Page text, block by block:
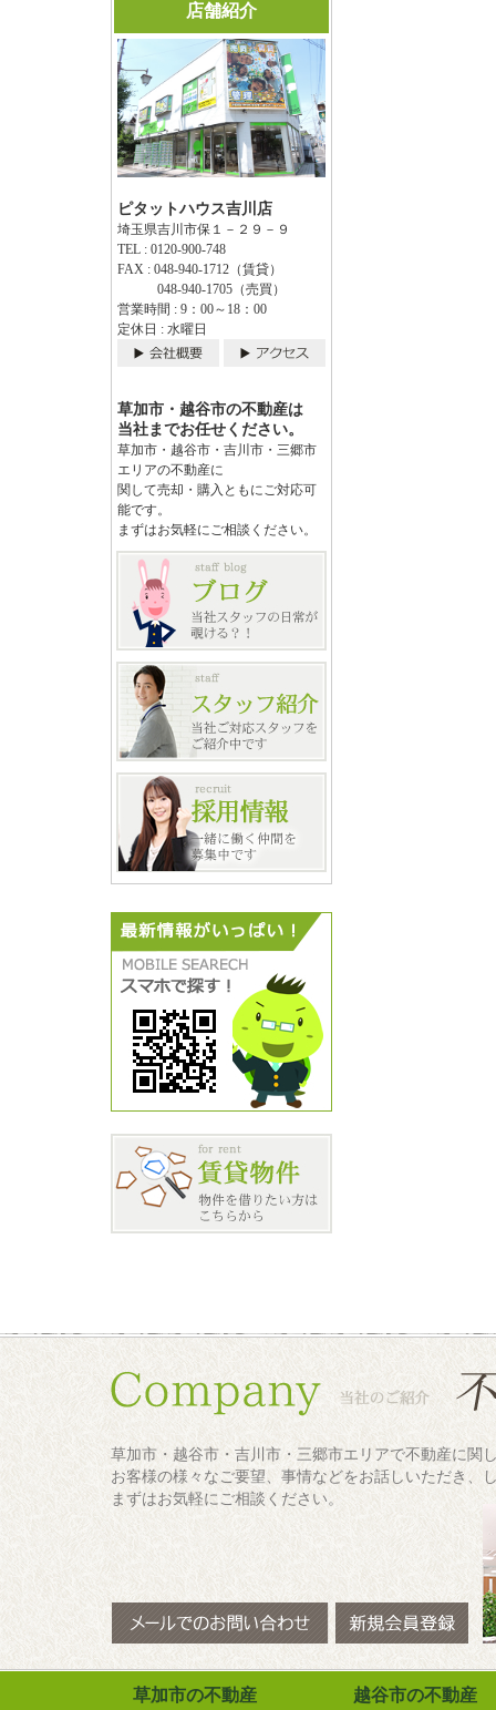
店舗紹介
ピタットハウス吉川店
埼玉県吉川市保１－２９－９
TEL : 0120-900-748
FAX : 048-940-1712（賃貸）
048-940-1705（売買）
営業時間 : 9：00～18：00
定休日 : 水曜日
草加市・越谷市の不動産は
当社までお任せください。
草加市・越谷市・吉川市・三郷市
エリアの不動産に
関して売却・購入ともにご対応可
能です。
まずはお気軽にご相談ください。
草加市・越谷市・吉川市・三郷市エリアで不動産に関
お客様の様々なご要望、事情などをお話しいただき、
まずはお気軽にご相談ください。
草加市の不動産 越谷市の不動産